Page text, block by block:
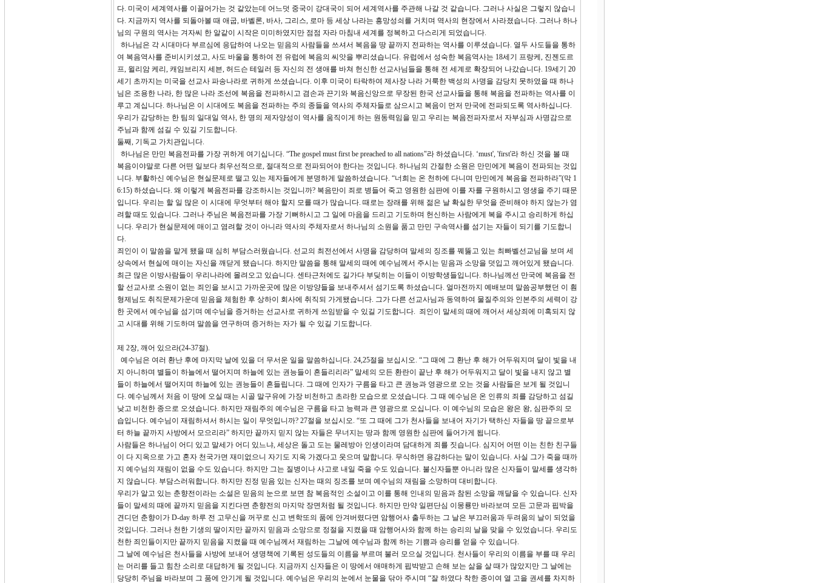
다. 미국이 세계역사를 이끌어가는 것 같았는데 어느덧 중국이 강대국이 되어 세계역사를 주관해 나갈 것 같습니다. 그러나 사실은 그렇지 않습니
다. 지금까지 역사를 되돌아볼 때 애굽, 바벨론, 바사, 그리스, 로마 등 세상 나라는 흥망성쇠를 거치며 역사의 현장에서 사라졌습니다. 그러나 하나
님의 구원의 역사는 겨자씨 한 알같이 시작은 미미하였지만 점점 자라 마침내 세계를 정복하고 다스리게 되었습니다.
하나님은 각 시대마다 부르심에 응답하여 나오는 믿음의 사람들을 쓰셔서 복음을 땅 끝까지 전파하는 역사를 이루셨습니다. 열두 사도들을 통하
여 복음역사를 준비시키셨고, 사도 바울을 통하여 전 유럽에 복음의 씨앗을 뿌리셨습니다. 유럽에서 성숙한 복음역사는 18세기 프랑케, 진젠도르
프, 윌리암 케리, 캐임브리지 세븐, 허드슨 테일러 등 자신의 전 생애를 바쳐 헌신한 선교사님들을 통해 전 세계로 확장되어 나갔습니다. 19세기 20
세기 초까지는 미국을 선교사 파송나라로 귀하게 쓰셨습니다. 이후 미국이 타락하여 제사장 나라 거룩한 백성의 사명을 감당치 못하였을 때 하나
님은 조용한 나라, 한 많은 나라 조선에 복음을 전파하시고 겸손과 끈기와 복음신앙으로 무장된 한국 선교사들을 통해 복음을 전파하는 역사를 이
루고 계십니다. 하나님은 이 시대에도 복음을 전파하는 주의 종들을 역사의 주체자들로 삼으시고 복음이 먼저 만국에 전파되도록 역사하십니다.
우리가 감당하는 한 팀의 일대일 역사, 한 명의 제자양성이 역사를 움직이게 하는 원동력임을 믿고 우리는 복음전파자로서 자부심과 사명감으로
주님과 함께 섬길 수 있길 기도합니다.
둘째, 기독교 가치관입니다.
하나님은 만민 복음전파를 가장 귀하게 여기십니다. “The gospel must first be preached to all nations"라 하셨습니다. ‘must', 'first'라 하신 것을 볼 때
복음이야말로 다른 어떤 일보다 최우선적으로, 절대적으로 전파되어야 한다는 것입니다. 하나님의 간절한 소원은 만민에게 복음이 전파되는 것입
니다. 부활하신 예수님은 현실문제로 떨고 있는 제자들에게 분명하게 말씀하셨습니다. “너희는 온 천하에 다니며 만민에게 복음을 전파하라”(막 1
6:15) 하셨습니다. 왜 이렇게 복음전파를 강조하시는 것입니까? 복음만이 죄로 병들어 죽고 영원한 심판에 이를 자를 구원하시고 영생을 주기 때문
입니다. 우리는 할 일 많은 이 시대에 무엇부터 해야 할지 모를 때가 많습니다. 때로는 장래를 위해 젊은 날 확실한 무엇을 준비해야 하지 않는가 염
려할 때도 있습니다. 그러나 주님은 복음전파를 가장 기뻐하시고 그 일에 마음을 드리고 기도하며 헌신하는 사람에게 복을 주시고 승리하게 하십
니다. 우리가 현실문제에 매이고 염려할 것이 아니라 역사의 주체자로서 하나님의 소원을 품고 만민 구속역사를 섬기는 자들이 되기를 기도합니
다.
죄인이 이 말씀을 맡게 됐을 때 심히 부담스러웠습니다. 선교의 최전선에서 사명을 감당하며 말세의 징조를 꿰뚫고 있는 최빠벨선교님을 보며 세
상속에서 현실에 매이는 자신을 깨닫게 됐습니다. 하지만 말씀을 통해 말세의 때에 예수님께서 주시는 믿음과 소망을 덧입고 깨어있게 됐습니다.
최근 많은 이방사람들이 우리나라에 몰려오고 있습니다. 센타근처에도 길가다 부딪히는 이들이 이방학생들입니다. 하나님께선 만국에 복음을 전
할 선교사로 소원이 없는 죄인을 보시고 가까운곳에 많은 이방양들을 보내주셔서 섬기도록 하셨습니다. 얼마전까지 예배보며 말씀공부했던 이 훤
형제님도 취직문제가운데 믿음을 체험한 후 상하이 회사에 취직되 가게됐습니다. 그가 다른 선교사님과 동역하여 물질주의와 인본주의 세력이 강
한 곳에서 예수님을 섬기며 예수님을 증거하는 선교사로 귀하게 쓰임받을 수 있길 기도합니다. 죄인이 말세의 때에 깨어서 세상죄에 미혹되지 않
고 시대를 위해 기도하며 말씀을 연구하며 증거하는 자가 될 수 있길 기도합니다.
제 2장, 깨어 있으라(24-37절).
예수님은 여러 환난 후에 마지막 날에 있을 더 무서운 일을 말씀하십니다. 24,25절을 보십시오. “그 때에 그 환난 후 해가 어두워지며 달이 빛을 내
지 아니하며 별들이 하늘에서 떨어지며 하늘에 있는 권능들이 흔들리리라” 말세의 모든 환란이 끝난 후 해가 어두워지고 달이 빛을 내지 않고 별
들이 하늘에서 떨어지며 하늘에 있는 권능들이 흔들립니다. 그 때에 인자가 구름을 타고 큰 권능과 영광으로 오는 것을 사람들은 보게 될 것입니
다. 예수님께서 처음 이 땅에 오실 때는 시골 말구유에 가장 비천하고 초라한 모습으로 오셨습니다. 그 때 예수님은 온 인류의 죄를 감당하고 섬길
낮고 비천한 종으로 오셨습니다. 하지만 재림주의 예수님은 구름을 타고 능력과 큰 영광으로 오십니다. 이 예수님의 모습은 왕은 왕, 심판주의 모
습입니다. 예수님이 재림하셔서 하시는 일이 무엇입니까? 27절을 보십시오. “또 그 때에 그가 천사들을 보내어 자기가 택하신 자들을 땅 끝으로부
터 하늘 끝까지 사방에서 모으리라” 하지만 끝까지 믿지 않는 자들은 무너지는 땅과 함께 영원한 심판에 들어가게 됩니다.
사람들은 하나님이 어디 있고 말세가 어디 있느냐, 세상은 돌고 도는 물레방아 인생이라며 담대하게 죄를 짓습니다. 심지어 어떤 이는 친한 친구들
이 다 지옥으로 가고 혼자 천국가면 재미없으니 자기도 지옥 가겠다고 웃으며 말합니다. 무식하면 용감하다는 말이 있습니다. 사실 그가 죽을 때까
지 예수님의 재림이 없을 수도 있습니다. 하지만 그는 질병이나 사고로 내일 죽을 수도 있습니다. 불신자들뿐 아니라 많은 신자들이 말세를 생각하
지 않습니다. 부담스러워합니다. 하지만 진정 믿음 있는 신자는 때의 징조를 보며 예수님의 재림을 소망하며 대비합니다.
우리가 알고 있는 춘향전이라는 소설은 믿음의 눈으로 보면 참 복음적인 소설이고 이를 통해 인내의 믿음과 참된 소망을 깨달을 수 있습니다. 신자
들이 말세의 때에 끝까지 믿음을 지킨다면 춘향전의 마지막 장면처럼 될 것입니다. 하지만 만약 일편단심 이몽룡만 바라보며 모든 고문과 핍박을
견디던 춘향이가 D-day 하루 전 고무신을 꺼꾸로 신고 변학또의 품에 안겨버렸다면 암행어사 출두하는 그 날은 부끄러움과 두려움의 날이 되었을
것입니다. 그러나 천한 기생의 딸이지만 끝까지 믿음과 소망으로 정절을 지켰을 때 암행어사와 함께 하는 승리의 날을 맞을 수 있었습니다. 우리도
천한 죄인들이지만 끝까지 믿음을 지켰을 때 예수님께서 재림하는 그날에 예수님과 함께 하는 기쁨과 승리를 얻을 수 있습니다.
그 날에 예수님은 천사들을 사방에 보내어 생명책에 기록된 성도들의 이름을 부르며 불러 모으실 것입니다. 천사들이 우리의 이름을 부를 때 우리
는 머리를 들고 힘찬 소리로 대답하게 될 것입니다. 지금까지 신자들은 이 땅에서 애매하게 핍박받고 손해 보는 삶을 살 때가 많았지만 그 날에는
당당히 주님을 바라보며 그 품에 안기게 될 것입니다. 예수님은 우리의 눈에서 눈물을 닦아 주시며 “잘 하였다 착한 종이여 열 고을 권세를 차지하